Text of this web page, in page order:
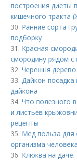
построения диеты
кишечного тракта
30. Ранние сорта
подборку
31. Красная
смородину рядом с
32.Черешня
33.Дайкон посадка
дайкона
34.Что полезного
и листьев
рецепты
35. Мед польза для
организма человека
36. Клюква на даче.